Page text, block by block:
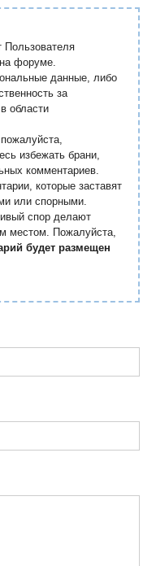
Пользователя
форуме.
данные, либо
за
области
избежать брани,
комментариев.
которые заставят
или спорными.
спор делают
местом. Пожалуйста,
будет размещен